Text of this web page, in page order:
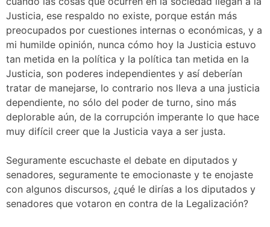
Justicia, ese respaldo no existe, porque están más
preocupados por cuestiones internas o económicas, y a
mi humilde opinión, nunca cómo hoy la Justicia estuvo
tan metida en la política y la política tan metida en la
Justicia, son poderes independientes y así deberían
tratar de manejarse, lo contrario nos lleva a una justicia
dependiente, no sólo del poder de turno, sino más
deplorable aún, de la corrupción imperante lo que hace
muy difícil creer que la Justicia vaya a ser justa.
Seguramente escuchaste el debate en diputados y
senadores, seguramente te emocionaste y te enojaste
con algunos discursos, ¿qué le dirías a los diputados y
senadores que votaron en contra de la Legalización?